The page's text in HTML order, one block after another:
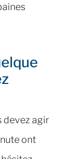
devez agir
ont